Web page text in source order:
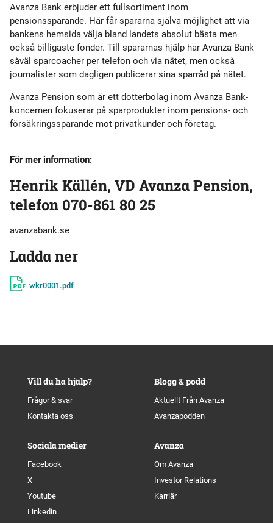
Avanza Bank erbjuder ett fullsortiment inom
pensionssparande. Här får spararna själva möjlighet att via
bankens hemsida välja bland landets absolut bästa men
också billigaste fonder. Till spararnas hjälp har Avanza Bank
såväl sparcoacher per telefon och via nätet, men också
journalister som dagligen publicerar sina sparråd på nätet.
Avanza Pension som är ett dotterbolag inom Avanza Bank-
koncernen fokuserar på sparprodukter inom pensions- och
försäkringssparande mot privatkunder och företag.
För mer information:
Henrik Källén, VD Avanza Pension,
telefon 070-861 80 25
avanzabank.se
Ladda ner
wkr0001.pdf
Vill du ha hjälp?
Frågor & svar
Kontakta oss
Blogg & podd
Aktuellt Från Avanza
Avanzapodden
Sociala medier
Facebook
X
Youtube
Linkedin
Avanza
Om Avanza
Investor Relations
Karriär